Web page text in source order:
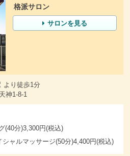
格派サロン
サロンを見る
より徒歩1分
神1-8-1
(40分)3,300円(税込)
ャルマッサージ(50分)4,400円(税込)